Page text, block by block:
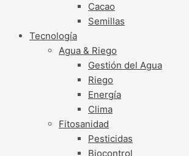
Cacao
Semillas
Tecnología
Agua & Riego
Gestión del Agua
Riego
Energía
Clima
Fitosanidad
Pesticidas
Biocontrol